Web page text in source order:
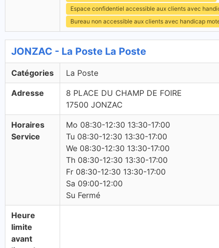
Espace confidentiel accessible aux clients avec
Bureau non accessible aux clients avec handicap
JONZAC - La Poste La Poste
Catégories La Poste
Adresse
8 PLACE DU CHAMP DE FOIRE
17500 JONZAC
Horaires
Service
Mo 08:30-12:30 13:30-17:00
Tu 08:30-12:30 13:30-17:00
We 08:30-12:30 13:30-17:00
Th 08:30-12:30 13:30-17:00
Fr 08:30-12:30 13:30-17:00
Sa 09:00-12:00
Su Fermé
Heure
limite
avant